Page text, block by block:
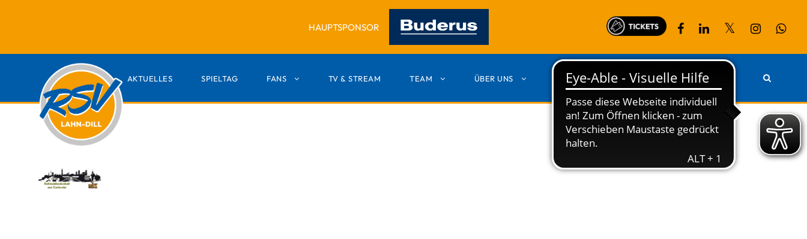
HAUPTSPONSOR
AKTUELLES SPIELTAG FANS TV & STREAM TEAM ÜBER UNS PARTNER KONTAKT